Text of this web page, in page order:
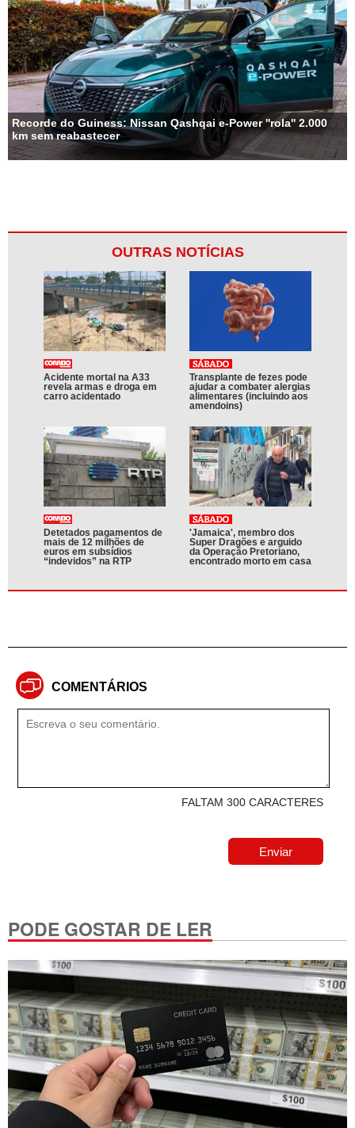
Recorde do Guiness: Nissan Qashqai e-Power ''rola'' 2.000
km sem reabastecer
OUTRAS NOTÍCIAS
Acidente mortal na A33
revela armas e droga em
carro acidentado
Transplante de fezes pode
ajudar a combater alergias
alimentares (incluindo aos
amendoins)
Detetados pagamentos de
mais de 12 milhões de
euros em subsídios
“indevidos” na RTP
'Jamaica', membro dos
Super Dragões e arguido
da Operação Pretoriano,
encontrado morto em casa
COMENTÁRIOS
FALTAM 300 CARACTERES